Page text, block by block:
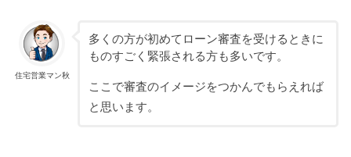
住宅営業マン秋
多くの方が初めてローン審査を受けるときに
ものすごく緊張される方も多いです。
ここで審査のイメージをつかんでもらえれば
と思います。